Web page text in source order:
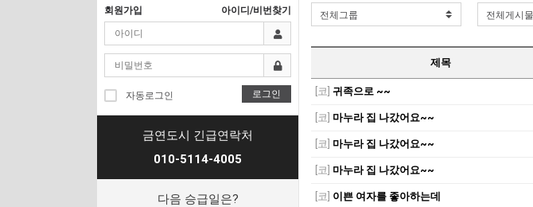
회원가입 아이디/비번찾기
자동로그인 로그인
금연도시 긴급연락처
010-5114-4005
다음 승급일은?
제목
[코] 귀족으로 ~~
[코] 마누라 집 나갔어요~~
[코] 마누라 집 나갔어요~~
[코] 마누라 집 나갔어요~~
[코] 이쁜 여자를 좋아하는데